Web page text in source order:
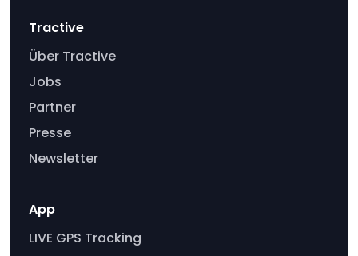
Tractive
Über Tractive
Jobs
Partner
Presse
Newsletter
App
LIVE GPS Tracking